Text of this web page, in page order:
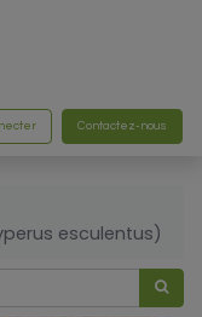
Contactez-nous
esculentus)